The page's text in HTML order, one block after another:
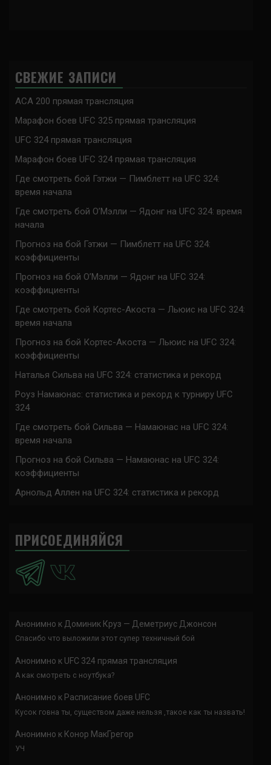
СВЕЖИЕ ЗАПИСИ
ACA 200 прямая трансляция
Марафон боев UFC 325 прямая трансляция
UFC 324 прямая трансляция
Марафон боев UFC 324 прямая трансляция
Где смотреть бой Гэтжи — Пимблетт на UFC 324:
время начала
Где смотреть бой О’Мэлли — Ядонг на UFC 324: время
начала
Прогноз на бой Гэтжи — Пимблетт на UFC 324:
коэффициенты
Прогноз на бой О’Мэлли — Ядонг на UFC 324:
коэффициенты
Где смотреть бой Кортес-Акоста — Льюис на UFC 324:
время начала
Прогноз на бой Кортес-Акоста — Льюис на UFC 324:
коэффициенты
Наталья Сильва на UFC 324: статистика и рекорд
Роуз Намаюнас: статистика и рекорд к турниру UFC
324
Где смотреть бой Сильва — Намаюнас на UFC 324:
время начала
Прогноз на бой Сильва — Намаюнас на UFC 324:
коэффициенты
Арнольд Аллен на UFC 324: статистика и рекорд
ПРИСОЕДИНЯЙСЯ
Анонимно к Доминик Круз — Деметриус Джонсон
Спасибо что выложили этот супер техничный бой
Анонимно к UFC 324 прямая трансляция
А как смотреть с ноутбука?
Анонимно к Расписание боев UFC
Кусок говна ты, существом даже нельзя ,такое как ты назвать!
Анонимно к Конор МакГрегор
УЧ